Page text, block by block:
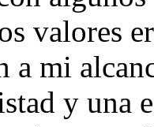
valores
a mi
y una